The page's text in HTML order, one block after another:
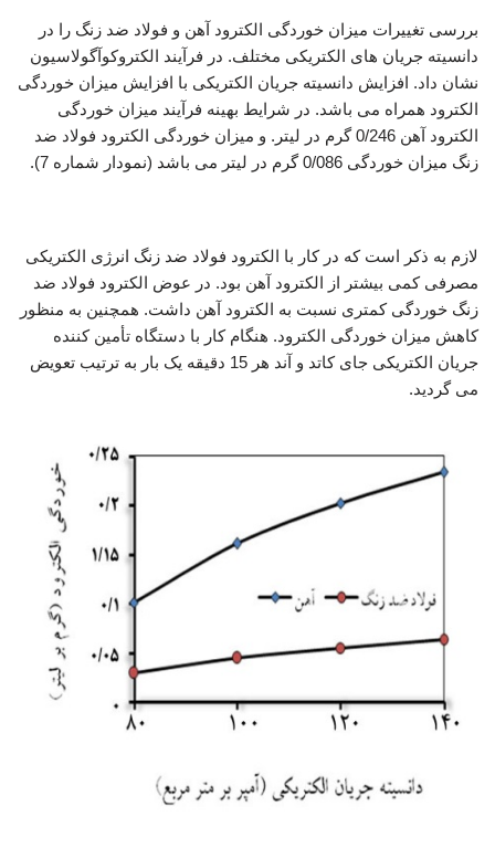
بررسی تغییرات میزان خوردگی الکترود آهن و فولاد ضد زنگ را در
دانسیته جریان های الکتریکی مختلف. در فرآیند الکتروکوآگولاسیون
نشان داد. افزایش دانسیته جریان الکتریکی با افزایش میزان خوردگی
الکترود همراه می باشد. در شرایط بهینه فرآیند میزان خوردگی
الکترود آهن 0/246 گرم در لیتر. و میزان خوردگی الکترود فولاد ضد
زنگ میزان خوردگی 0/086 گرم در لیتر می باشد (نمودار شماره 7).
لازم به ذکر است که در کار با الکترود فولاد ضد زنگ انرژی الکتریکی
مصرفی کمی بیشتر از الکترود آهن بود. در عوض الکترود فولاد ضد
زنگ خوردگی کمتری نسبت به الکترود آهن داشت. همچنین به منظور
کاهش میزان خوردگی الکترود. هنگام کار با دستگاه تأمین کننده
جریان الکتریکی جای کاتد و آند هر 15 دقیقه یک بار به ترتیب تعویض
می گردید.